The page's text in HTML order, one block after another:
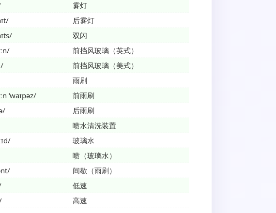
雾灯
后雾灯
双闪
前挡风玻璃（英式）
前挡风玻璃（美式）
雨刷
ˈwaɪpəz/
前雨刷
后雨刷
喷水清洗装置
玻璃水
喷（玻璃水）
间歇（雨刷）
低速
高速